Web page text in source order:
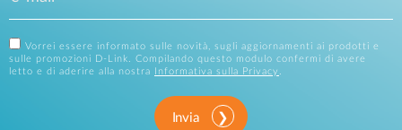
Vorrei essere informato sulle novità, sugli aggiornamenti ai prodotti e
sulle promozioni D-Link. Compilando questo modulo confermi di avere
letto e di aderire alla nostra
Informativa sulla Privacy .
Invia